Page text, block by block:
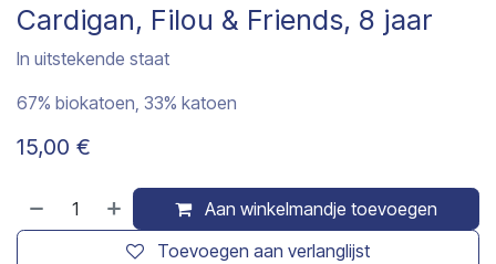
Cardigan, Filou & Friends, 8 jaar
In uitstekende staat
67% biokatoen, 33% katoen
15,00 €
Aan winkelmandje toevoegen
Toevoegen aan verlanglijst